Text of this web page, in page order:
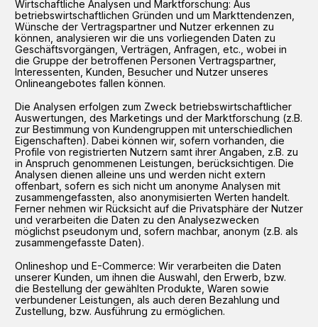
Wirtschaftliche Analysen und Marktforschung: Aus
betriebswirtschaftlichen Gründen und um Markttendenzen,
Wünsche der Vertragspartner und Nutzer erkennen zu
können, analysieren wir die uns vorliegenden Daten zu
Geschäftsvorgängen, Verträgen, Anfragen, etc., wobei in
die Gruppe der betroffenen Personen Vertragspartner,
Interessenten, Kunden, Besucher und Nutzer unseres
Onlineangebotes fallen können.
Die Analysen erfolgen zum Zweck betriebswirtschaftlicher
Auswertungen, des Marketings und der Marktforschung (z.B.
zur Bestimmung von Kundengruppen mit unterschiedlichen
Eigenschaften). Dabei können wir, sofern vorhanden, die
Profile von registrierten Nutzern samt ihrer Angaben, z.B. zu
in Anspruch genommenen Leistungen, berücksichtigen. Die
Analysen dienen alleine uns und werden nicht extern
offenbart, sofern es sich nicht um anonyme Analysen mit
zusammengefassten, also anonymisierten Werten handelt.
Ferner nehmen wir Rücksicht auf die Privatsphäre der Nutzer
und verarbeiten die Daten zu den Analysezwecken
möglichst pseudonym und, sofern machbar, anonym (z.B. als
zusammengefasste Daten).
Onlineshop und E-Commerce: Wir verarbeiten die Daten
unserer Kunden, um ihnen die Auswahl, den Erwerb, bzw.
die Bestellung der gewählten Produkte, Waren sowie
verbundener Leistungen, als auch deren Bezahlung und
Zustellung, bzw. Ausführung zu ermöglichen.